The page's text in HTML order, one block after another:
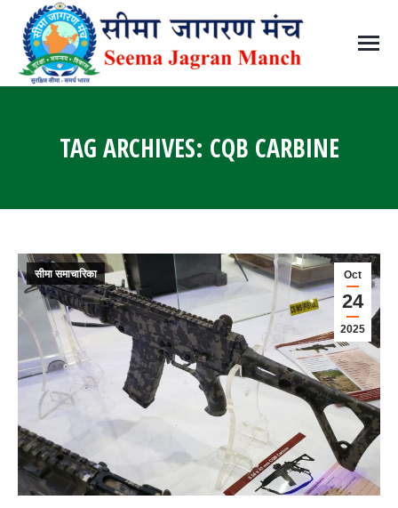
TAG ARCHIVES: CQB CARBINE
Oct
24
2025
सीमा समाचारिका